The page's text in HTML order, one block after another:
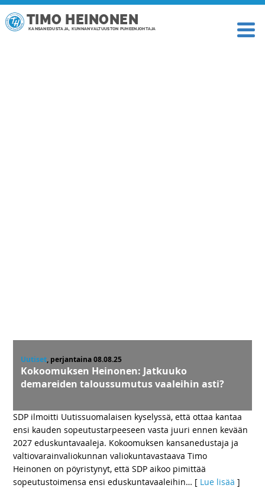
TIMO HEINONEN
KANSANEDUSTAJA, KUNNANVALTUUSTON PUHEENJOHTAJA
Uutiset, perjantaina 08.08.25
Kokoomuksen Heinonen: Jatkuuko
demareiden taloussumutus vaaleihin asti?
SDP ilmoitti Uutissuomalaisen kyselyssä, että ottaa kantaa
ensi kauden sopeutustarpeeseen vasta juuri ennen kevään
2027 eduskuntavaaleja. Kokoomuksen kansanedustaja ja
valtiovarainvaliokunnan valiokuntavastaava Timo
Heinonen on pöyristynyt, että SDP aikoo pimittää
sopeutustoimensa ensi eduskuntavaaleihin… [ Lue lisää ]